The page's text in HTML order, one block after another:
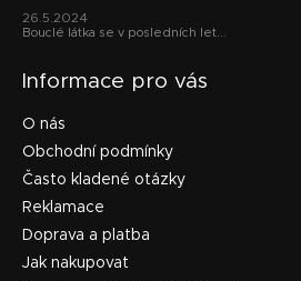
26.5.2024
Bouclé látka se v posledních let...
Informace pro vás
O nás
Obchodní podmínky
Často kladené otázky
Reklamace
Doprava a platba
Jak nakupovat